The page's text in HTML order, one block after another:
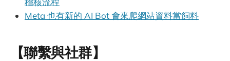
Meta 也有新的 AI Bot 會來爬網站資料當飼料
【聯繫與社群】